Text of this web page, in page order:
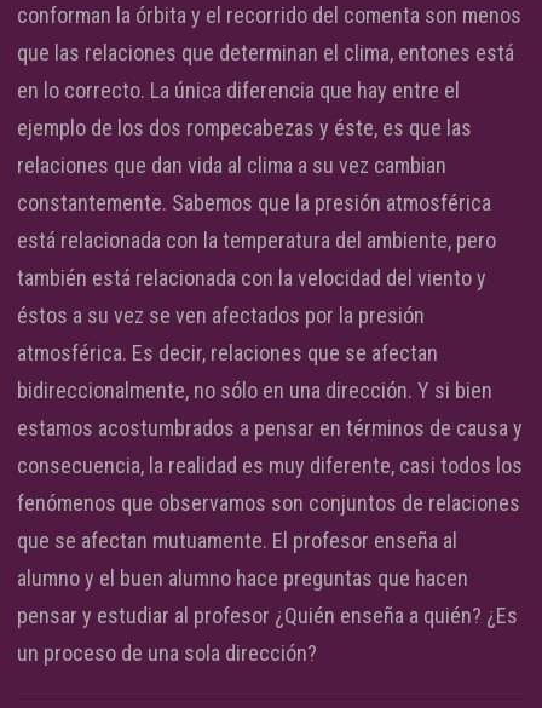
conforman la órbita y el recorrido del comenta son menos
que las relaciones que determinan el clima, entones está
en lo correcto. La única diferencia que hay entre el
ejemplo de los dos rompecabezas y éste, es que las
relaciones que dan vida al clima a su vez cambian
constantemente. Sabemos que la presión atmosférica
está relacionada con la temperatura del ambiente, pero
también está relacionada con la velocidad del viento y
éstos a su vez se ven afectados por la presión
atmosférica. Es decir, relaciones que se afectan
bidireccionalmente, no sólo en una dirección. Y si bien
estamos acostumbrados a pensar en términos de causa y
consecuencia, la realidad es muy diferente, casi todos los
fenómenos que observamos son conjuntos de relaciones
que se afectan mutuamente. El profesor enseña al
alumno y el buen alumno hace preguntas que hacen
pensar y estudiar al profesor ¿Quién enseña a quién? ¿Es
un proceso de una sola dirección?